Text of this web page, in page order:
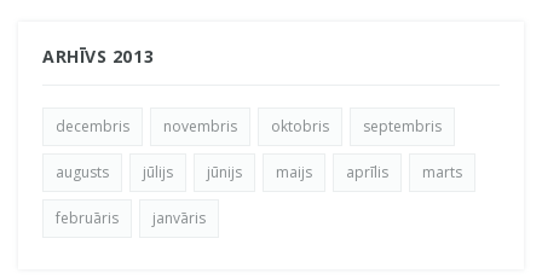
ARHĪVS 2013
decembris novembris oktobris septembris
augusts jūlijs jūnijs maijs aprīlis marts
februāris janvāris